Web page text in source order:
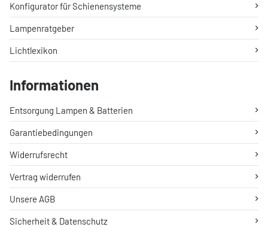
Konfigurator für Schienensysteme
Lampenratgeber
Lichtlexikon
Informationen
Entsorgung Lampen & Batterien
Garantiebedingungen
Widerrufsrecht
Vertrag widerrufen
Unsere AGB
Sicherheit & Datenschutz